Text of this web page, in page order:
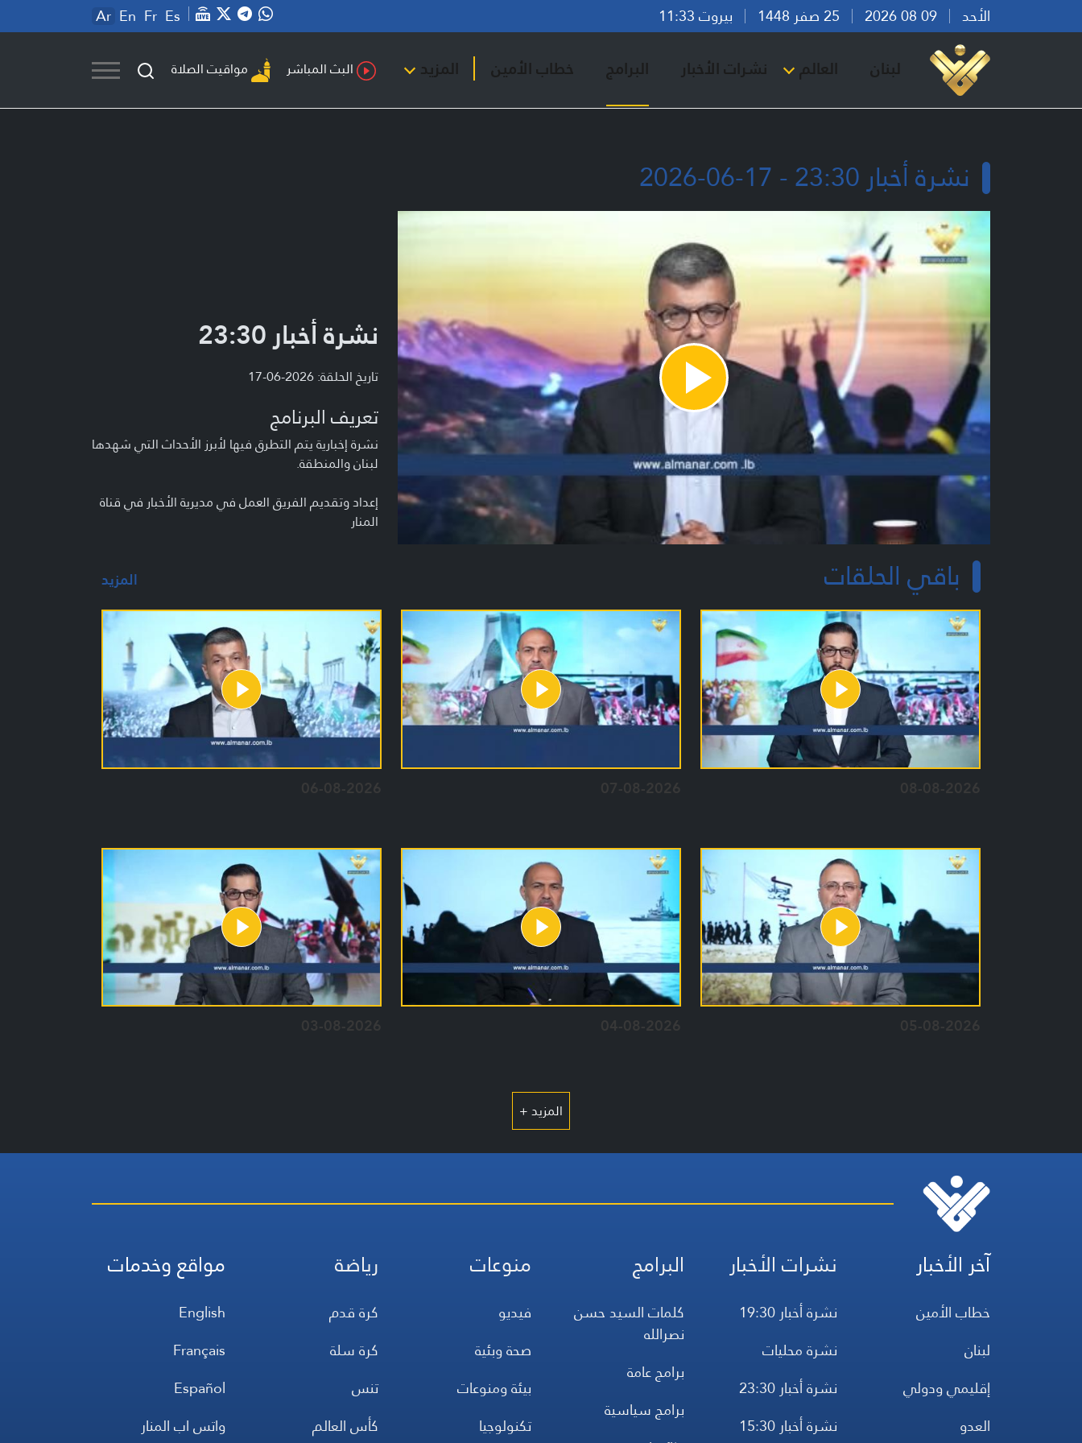
الأحد بيروت 11:33 Ar En Fr Es
لبنان العالم نشرات الأخبار البرامج خطاب الأمين المزيد البث المباشر مواقيت الصلاة
نشرة أخبار 23:30 - 17-06-2026
Play
Video
نشرة أخبار 23:30
تاريخ الحلقة: 2026-06-17
تعريف البرنامج
نشرة إخبارية يتم التطرق فيها لأبرز الأحداث التي شهدها
لبنان والمنطقة.
إعداد وتقديم الفريق العمل في مديرية الأخبار في قناة
المنار
باقي الحلقات المزيد
08-08-2026
07-08-2026
06-08-2026
05-08-2026
04-08-2026
03-08-2026
المزيد +
آخر الأخبار
خطاب الأمين
لبنان
إقليمي ودولي
العدو
نشرات الأخبار
نشرة أخبار 19:30
نشرة محليات
نشرة أخبار 23:30
نشرة أخبار 15:30
البرامج
كلمات السيد حسن
نصرالله
برامج عامة
برامج سياسية
منوعات
فيديو
صحة وبئية
بيئة ومنوعات
تكنولوجيا
رياضة
كرة قدم
كرة سلة
تنس
كأس العالم
مواقع وخدمات
English
Français
Español
واتس اب المنار